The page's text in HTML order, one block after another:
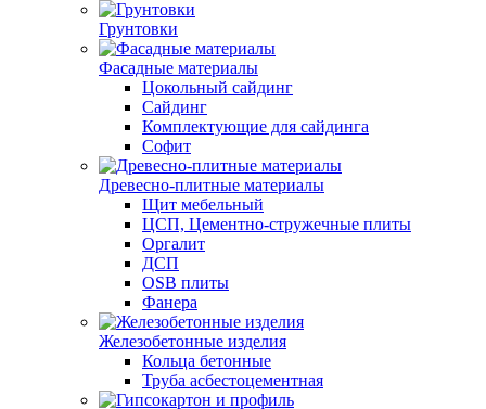
Грунтовки
Фасадные материалы
Цокольный сайдинг
Сайдинг
Комплектующие для сайдинга
Софит
Древесно-плитные материалы
Щит мебельный
ЦСП, Цементно-стружечные плиты
Оргалит
ДСП
OSB плиты
Фанера
Железобетонные изделия
Кольца бетонные
Труба асбестоцементная